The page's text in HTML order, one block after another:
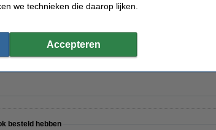
besteld hebben
we technieken die daarop lijken.
Accepteren